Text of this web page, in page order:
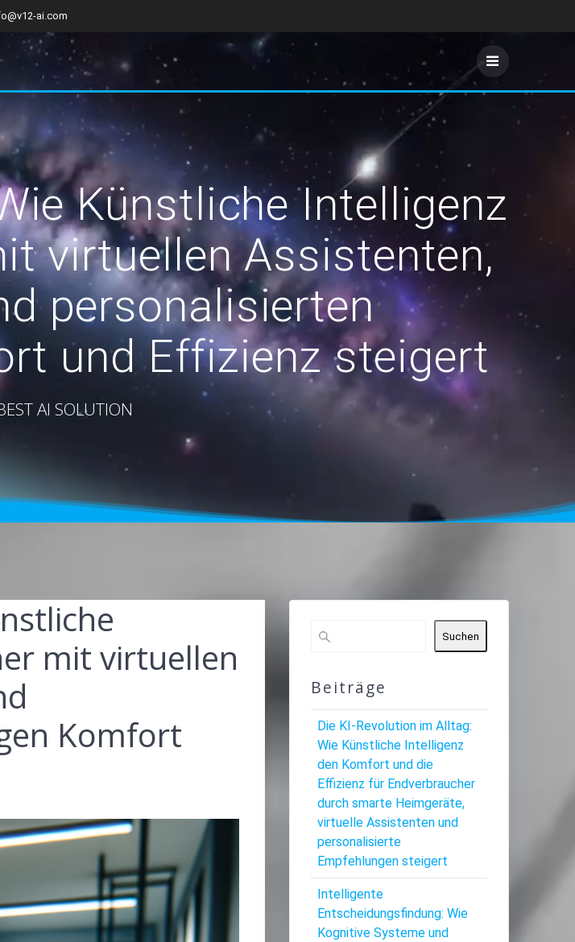
ai.com
Künstliche Intelligenz
virtuellen Assistenten,
personalisierten
und Effizienz steigert
AI SOLUTION
mit virtuellen
Komfort
Suchen
Beiträge
Die KI-Revolution im Alltag:
Wie Künstliche Intelligenz
den Komfort und die
Effizienz für Endverbraucher
durch smarte Heimgeräte,
virtuelle Assistenten und
personalisierte
Empfehlungen steigert
Intelligente
Entscheidungsfindung: Wie
Kognitive Systeme und